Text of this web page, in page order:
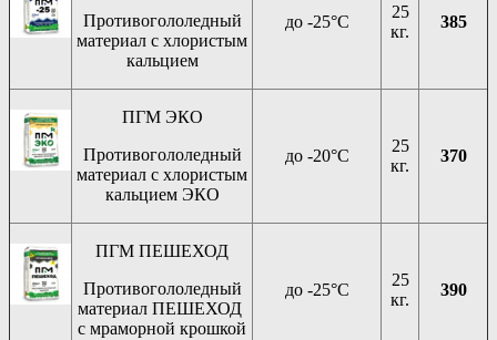
Противогололедный
материал с хлористым
кальцием
до -25°C
25
кг.
385
ПГМ ЭКО
Противогололедный
материал с хлористым
кальцием ЭКО
до -20°C
25
кг.
370
ПГМ ПЕШЕХОД
Противогололедный
материал ПЕШЕХОД
с мраморной крошкой
до -25°C
25
кг.
390